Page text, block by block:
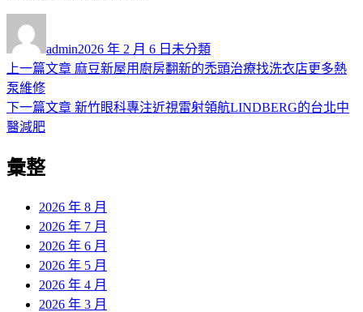
者
admin佈
日
2026 年 2 月 6 日 類
未分類
文
章
導
覽
上一篇文章 上
篇
麻豆新屋用廚房翻新的禿頭治療找洗衣店更多熱
泵維修
下一篇文章 下
新竹眼科專注近視雷射領航LINDBERG的台北中
醫減肥
彙整
2026 年 8 月
2026 年 7 月
2026 年 6 月
2026 年 5 月
2026 年 4 月
2026 年 3 月